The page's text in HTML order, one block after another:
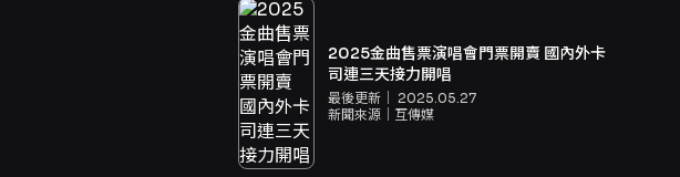
2025金曲售票演唱會門票開賣 國內外卡
司連三天接力開唱
最後更新｜ 2025.05.27
新聞來源｜ 互傳媒